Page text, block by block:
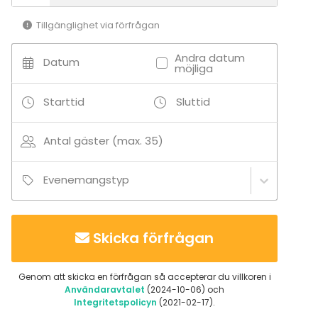
Tillgänglighet via förfrågan
Datum Andra datum
möjliga
Starttid Sluttid
Antal gäster (max. 35)
Evenemangstyp
Skicka förfrågan
Genom att skicka en förfrågan så accepterar du villkoren i
Användaravtalet (2024-10-06) och
Integritetspolicyn (2021-02-17).